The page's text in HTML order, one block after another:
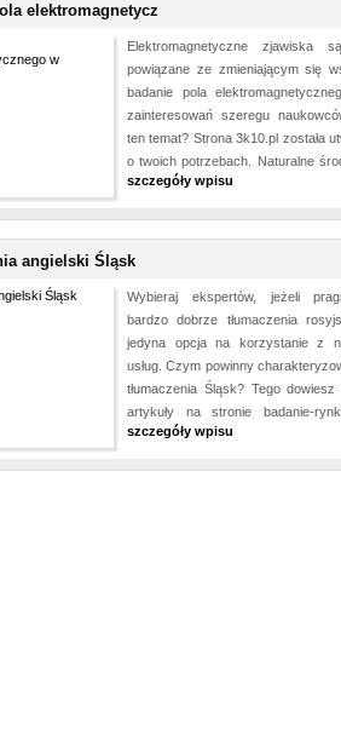
elektromagnetycz
Elektromagnetyczne zjawiska
powiązane ze zmieniającym się
badanie pola
zainteresowań szeregu
ten temat? Strona 3k10.pl została
o twoich potrzebach. Naturalne
szczegóły wpisu
angielski Śląsk
Wybieraj ekspertów, jeżeli
bardzo dobrze tłumaczenia
jedyna opcja na korzystanie z
usług. Czym powinny
tłumaczenia Śląsk? Tego
artykuły na stronie badanie-
szczegóły wpisu